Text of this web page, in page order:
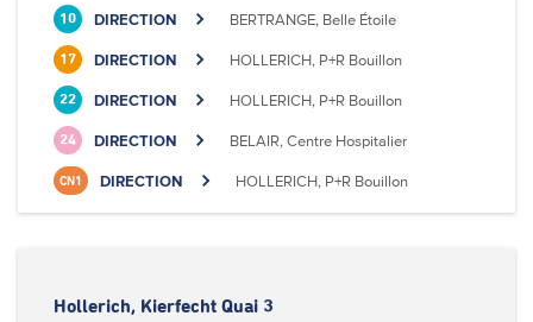
10 DIRECTION BERTRANGE, Belle Étoile
17 DIRECTION HOLLERICH, P+R Bouillon
22 DIRECTION HOLLERICH, P+R Bouillon
24 DIRECTION BELAIR, Centre Hospitalier
CN1 DIRECTION HOLLERICH, P+R Bouillon
Hollerich, Kierfecht Quai 3